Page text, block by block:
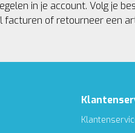
in je account. Volg je
facturen of retourneer een